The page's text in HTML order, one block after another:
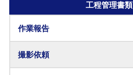
工程管理書類
作業報告
撮影依頼